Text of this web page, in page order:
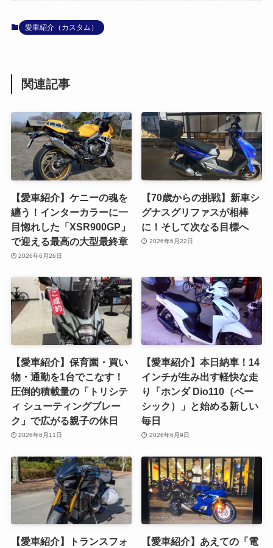
愛車紹介（カスタム）
関連記事
【愛車紹介】ケニーの魂を
纏う！インターカラーに一
目惚れした「XSR900GP」
で迎える最高の大型最終章
2026年6月26日
【70歳からの挑戦】新車シ
グナスグリファスが相棒
に！そして次なる目標へ
2026年6月22日
【愛車紹介】保育園・買い
物・通勤を1台でこなす！
圧倒的積載量の「トリシテ
ィ シューティングブレー
ク」で広がる親子の休日
2026年6月11日
【愛車紹介】本日納車！14
インチが生み出す軽快な走
り「ホンダ Dio110（ベー
シック）」と始める新しい
毎日
2026年6月9日
【愛車紹介】トランスフォ
【愛車紹介】あえての「電